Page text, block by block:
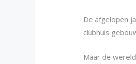
De afgelopen
clubhuis
Maar de